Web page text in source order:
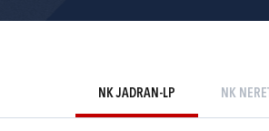
NK JADRAN-LP NK